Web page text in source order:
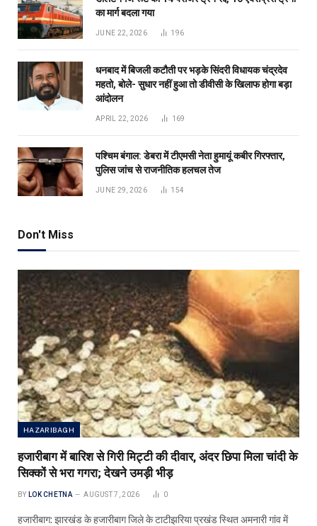
का मार्ग बदला गया
JUNE 22, 2026 196
धनबाद में बिजली कटौती पर भड़के सिंदरी विधायक चंद्रदेव
महतो, बोले- सुधार नहीं हुआ तो डीवीसी के खिलाफ होगा बड़ा
आंदोलन
APRIL 22, 2026 169
पश्चिम बंगाल: डेबरा में टीएमसी नेता हुमायूं कबीर गिरफ्तार,
पुलिस जांच से राजनीतिक हलचल तेज
JUNE 29, 2026 154
Don't Miss
HAZARIBAGH
हजारीबाग में बारिश से गिरी मिट्टी की दीवार, अंदर छिपा मिला चांदी के
सिक्कों से भरा गगरा; देखने उमड़ी भीड़
BY LOK CHETNA AUGUST 7, 2026 0
हजारीबाग: झारखंड के हजारीबाग जिले के टाटीझरिया प्रखंड स्थित अमनारी गांव में